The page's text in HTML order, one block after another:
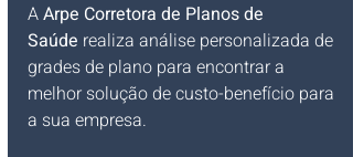
A Arpe Corretora de Planos de
Saúde realiza análise personalizada de
grades de plano para encontrar a
melhor solução de custo-benefício para
a sua empresa.